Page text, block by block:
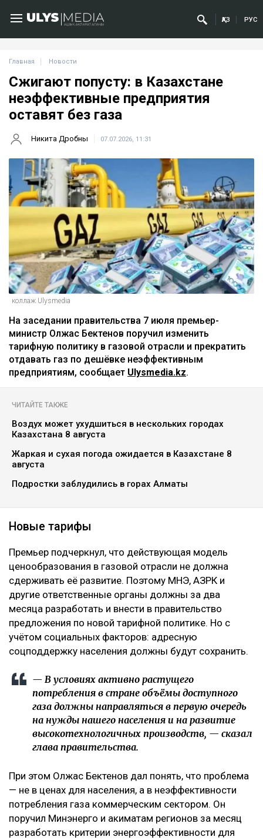
ҚАЗ РУС
Главная Новости
Сжигают попусту: в Казахстане
неэффективные предприятия
оставят без газа
Никита Дробны 07.07.2026, 11:31
коллаж Ulysmedia
На заседании правительства 7 июля премьер-
министр Олжас Бектенов поручил изменить
тарифную политику в газовой отрасли и прекратить
отдавать газ по дешёвке неэффективным
предприятиям, сообщает Ulysmedia.kz.
ЧИТАЙТЕ ТАКЖЕ
Воздух может ухудшиться в нескольких городах
Казахстана 8 августа
Жаркая и сухая погода ожидается в Казахстане 8
августа
Подростки заблудились в горах Алматы
Новые тарифы
Премьер подчеркнул, что действующая модель
ценообразования в газовой отрасли не должна
сдерживать её развитие. Поэтому МНЭ, АЗРК и
другие ответственные органы должны за два
месяца разработать и внести в правительство
предложения по новой тарифной политике. Но с
учётом социальных факторов: адресную
соцподдержку населения должны будут сохранить.
— В условиях активно растущего
потребления в стране объёмы доступного
газа должны направляться в первую очередь
на нужды нашего населения и на развитие
высокотехнологичных производств, — сказал
глава правительства.
При этом Олжас Бектенов дал понять, что проблема
— не в ценах для населения, а в неэффективности
потребления газа коммерческим сектором. Он
поручил Минэнерго и акиматам регионов за месяц
разработать критерии энергоэффективности для